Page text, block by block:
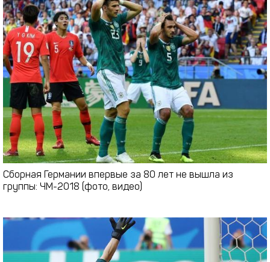
Сборная Германии впервые за 80 лет не вышла из
группы: ЧМ-2018 (фото, видео)